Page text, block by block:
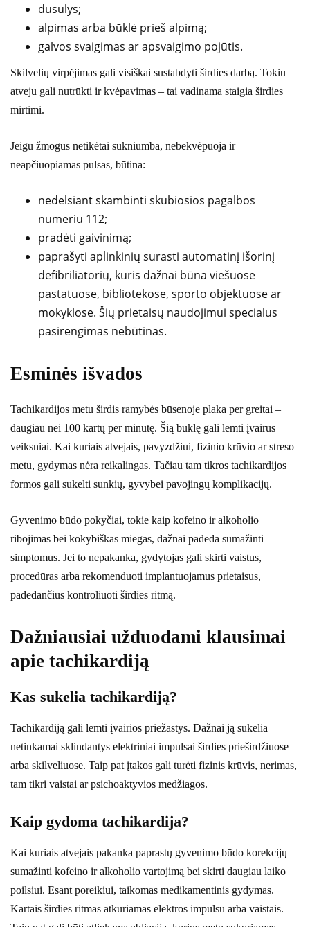
dusulys;
alpimas arba būklė prieš alpimą;
galvos svaigimas ar apsvaigimo pojūtis.
Skilvelių virpėjimas gali visiškai sustabdyti širdies darbą. Tokiu
atveju gali nutrūkti ir kvėpavimas – tai vadinama staigia širdies
mirtimi.
Jeigu žmogus netikėtai sukniumba, nebekvėpuoja ir
neapčiuopiamas pulsas, būtina:
nedelsiant skambinti skubiosios pagalbos
numeriu 112;
pradėti gaivinimą;
paprašyti aplinkinių surasti automatinį išorinį
defibriliatorių, kuris dažnai būna viešuose
pastatuose, bibliotekose, sporto objektuose ar
mokyklose. Šių prietaisų naudojimui specialus
pasirengimas nebūtinas.
Esminės išvados
Tachikardijos metu širdis ramybės būsenoje plaka per greitai –
daugiau nei 100 kartų per minutę. Šią būklę gali lemti įvairūs
veiksniai. Kai kuriais atvejais, pavyzdžiui, fizinio krūvio ar streso
metu, gydymas nėra reikalingas. Tačiau tam tikros tachikardijos
formos gali sukelti sunkių, gyvybei pavojingų komplikacijų.
Gyvenimo būdo pokyčiai, tokie kaip kofeino ir alkoholio
ribojimas bei kokybiškas miegas, dažnai padeda sumažinti
simptomus. Jei to nepakanka, gydytojas gali skirti vaistus,
procedūras arba rekomenduoti implantuojamus prietaisus,
padedančius kontroliuoti širdies ritmą.
Dažniausiai užduodami klausimai
apie tachikardiją
Kas sukelia tachikardiją?
Tachikardiją gali lemti įvairios priežastys. Dažnai ją sukelia
netinkamai sklindantys elektriniai impulsai širdies prieširdžiuose
arba skilveliuose. Taip pat įtakos gali turėti fizinis krūvis, nerimas,
tam tikri vaistai ar psichoaktyvios medžiagos.
Kaip gydoma tachikardija?
Kai kuriais atvejais pakanka paprastų gyvenimo būdo korekcijų –
sumažinti kofeino ir alkoholio vartojimą bei skirti daugiau laiko
poilsiui. Esant poreikiui, taikomas medikamentinis gydymas.
Kartais širdies ritmas atkuriamas elektros impulsu arba vaistais.